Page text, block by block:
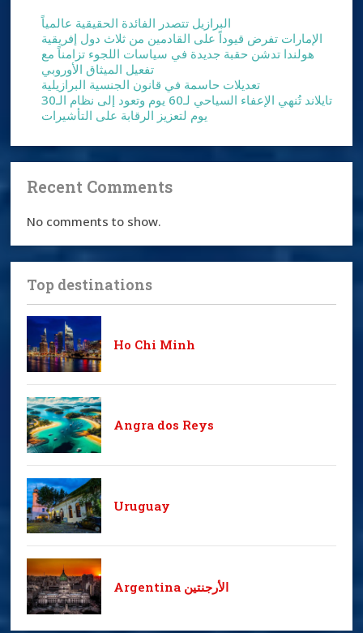
البرازيل تتصدر الفائدة الحقيقية عالمياً
الإمارات تفرض قيوداً على القادمين من ثلاث دول إفريقية
هولندا تدشن حقبة جديدة في سياسات اللجوء تزامناً مع
تفعيل الميثاق الأوروبي
تعديلات حاسمة في قانون الجنسية البرازيلية
تايلاند تُنهي الإعفاء السياحي لـ60 يوم وتعود إلى نظام الـ30
يوم لتعزيز الرقابة على التأشيرات
Recent Comments
No comments to show.
Top destinations
Ho Chi Minh
Angra dos Reys
Uruguay
Argentina الأرجنتين